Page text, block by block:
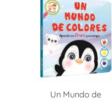
Un Mundo de